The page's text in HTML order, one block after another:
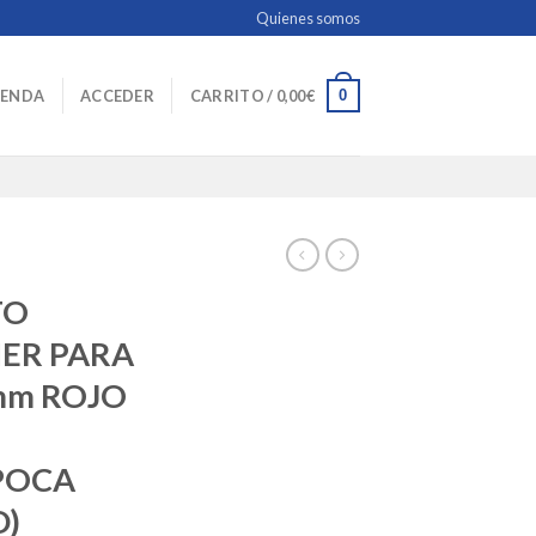
Quienes somos
ACCEDER CARRITO / 0,00€ 0
PARA
ROJO